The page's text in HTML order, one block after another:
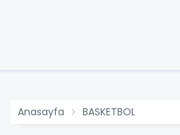
Anasayfa BASKETBOL